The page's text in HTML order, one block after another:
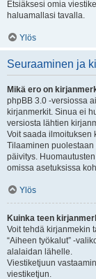
Etsiäksesi omia
haluamallasi tavalla.
Ylös
Seuraaminen ja
Mikä ero on
phpBB 3.0 -versiossa
kirjanmerkit. Sinua ei
versiosta lähtien
Voit saada ilmoituksen
Tilaaminen
päivitys.
omissa asetuksissa
Ylös
Kuinka teen
Voit tehdä kirjanmekin
“Aiheen työkalut” -
alalaidan lähelle.
Viestiketjuun
viestiketjun.